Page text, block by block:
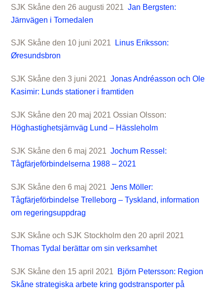
SJK Skåne den 26 augusti 2021Jan Bergsten:
Järnvägen i Tornedalen
SJK Skåne den 10 juni 2021
Linus Eriksson:
Øresundsbron
SJK Skåne den 3 juni 2021Jonas Andréasson och Ole
Kasimir: Lunds stationer i framtiden
SJK Skåne den 20 maj 2021 Ossian Olsson:
Höghastighetsjärnväg Lund – Hässleholm
SJK Skåne den 6 maj 2021Jochum Ressel:
Tågfärjeförbindelserna 1988 – 2021
SJK Skåne den 6 maj 2021Jens Möller:
Tågfärjeförbindelse Trelleborg – Tyskland, information
om regeringsuppdrag
SJK Skåne och SJK Stockholm den 20 april 2021
Thomas Tydal berättar om sin verksamhet
SJK Skåne den 15 april 2021 Björn Petersson: Region
Skåne strategiska arbete kring godstransporter på